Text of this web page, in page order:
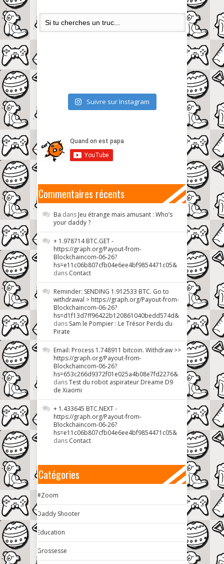
Suivre sur Instagram
Commentaires récents
Ba dans Jeu étrange mais amusant : Who’s
your daddy ?
+ 1.978714 BTC.GET -
https://graph.org/Payout-from-
Blockchaincom-06-26?
hs=e11c06b807cfb04e6ee4bf9854471c05&
dans Contact
Reminder: SENDING 1.912533 BTC. Go to
withdrawal > https://graph.org/Payout-from-
Blockchaincom-06-26?
hs=d1f13d7ff96422b120861040bedd574d&
dans Sam le Pompier : Le Trésor Perdu du
Pirate
Email: Process 1.748911 bitcoin. Withdraw >>
https://graph.org/Payout-from-
Blockchaincom-06-26?
hs=653c266d9372f01e025a4b08e7fd2276&
dansTest du robot aspirateur Dreame D9
de Xiaomi
+ 1.433645 BTC.NEXT -
https://graph.org/Payout-from-
Blockchaincom-06-26?
hs=e11c06b807cfb04e6ee4bf9854471c05&
dans Contact
Catégories
#Zoom
Daddy Shooter
Education
Grossesse